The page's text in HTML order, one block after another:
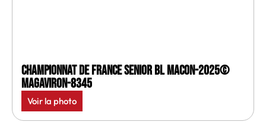
Championnat de France senior BL Macon-2025©
MagAviron-8345
Voir la photo